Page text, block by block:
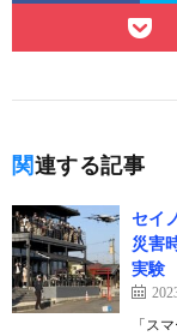
関連する記事
セイ
災害
実験
「ス